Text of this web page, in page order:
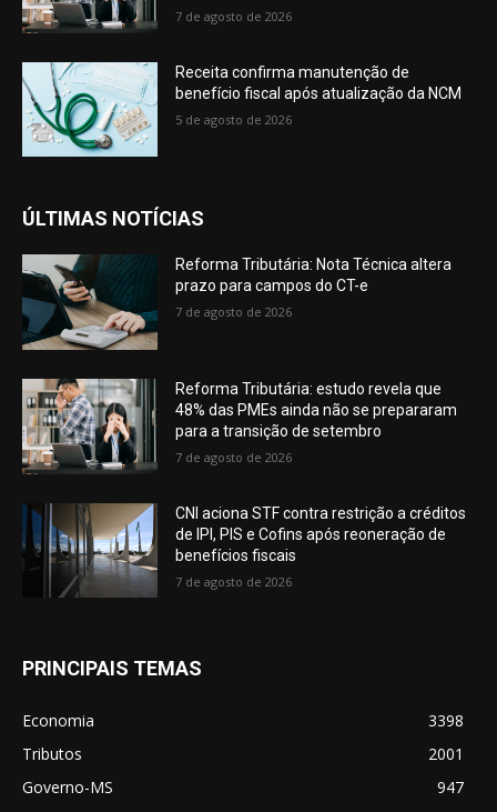
7 de agosto de 2026
Receita confirma manutenção de
benefício fiscal após atualização da NCM
5 de agosto de 2026
ÚLTIMAS NOTÍCIAS
Reforma Tributária: Nota Técnica altera
prazo para campos do CT-e
7 de agosto de 2026
Reforma Tributária: estudo revela que
48% das PMEs ainda não se prepararam
para a transição de setembro
7 de agosto de 2026
CNI aciona STF contra restrição a créditos
de IPI, PIS e Cofins após reoneração de
benefícios fiscais
7 de agosto de 2026
PRINCIPAIS TEMAS
Economia
3398
Tributos
2001
Governo-MS
947